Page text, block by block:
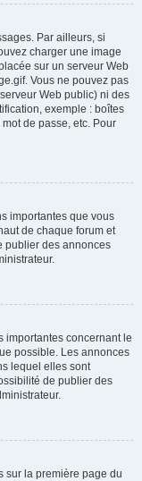
Par ailleurs, si
charger une image
sur un serveur Web
Vous ne pouvez pas
Web public) ni des
exemple : boîtes
de passe, etc. Pour
importantes que vous
de chaque forum et
publier des annonces
importantes concernant le
possible. Les annonces
lequel elles sont
de publier des
sur la première page du